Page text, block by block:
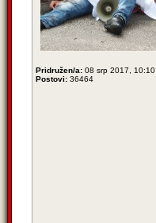
Pridružen/a: 08 srp 2017, 10:10
Postovi: 36464